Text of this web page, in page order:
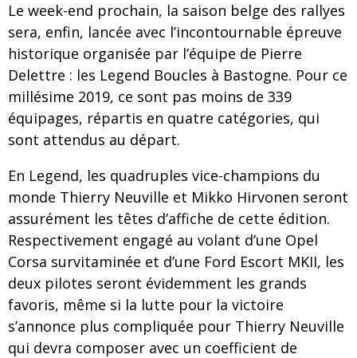
Le week-end prochain, la saison belge des rallyes
sera, enfin, lancée avec l’incontournable épreuve
historique organisée par l’équipe de Pierre
Delettre : les Legend Boucles à Bastogne. Pour ce
millésime 2019, ce sont pas moins de 339
équipages, répartis en quatre catégories, qui
sont attendus au départ.
En Legend, les quadruples vice-champions du
monde Thierry Neuville et Mikko Hirvonen seront
assurément les têtes d’affiche de cette édition.
Respectivement engagé au volant d’une Opel
Corsa survitaminée et d’une Ford Escort MKII, les
deux pilotes seront évidemment les grands
favoris, même si la lutte pour la victoire
s’annonce plus compliquée pour Thierry Neuville
qui devra composer avec un coefficient de